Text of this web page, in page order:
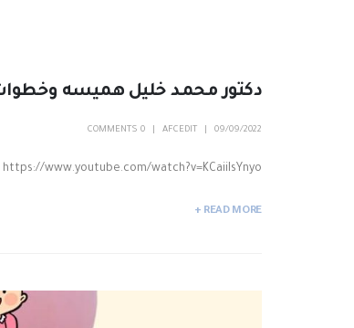
دكتور محمد خليل هميسه
09/09/2022
AFCEDIT
0 COMMENTS
https://www.youtube.com/watch?v=KCaiiIsYnyo
READ MORE +